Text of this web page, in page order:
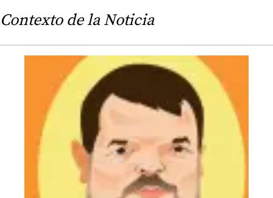
Contexto de la Noticia